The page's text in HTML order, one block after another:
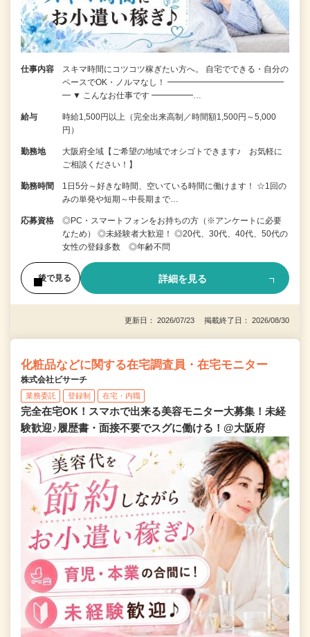
仕事内容
スキマ時間にコツコツ稼ぎたい方へ。 自宅でできる・自分の
ペースでOK・ノルマなし！ ━━━━━━━━━━━━━━
━ ▼ こんなお仕事です ━━━━━…
給与
時給1,500円以上（完全出来高制／時間額1,500円～5,000
円）
勤務地
大阪府全域【ご希望の地域でオシゴトできます♪ お気軽に
ご相談ください！】
勤務時間
1日5分～好きな時間、空いている時間に働けます！ ☆1回の
みの単発や短期～中長期まで…
応募資格
◎PC・スマートフォンをお持ちの方（※アンケートに必要
なため） ◎未経験者大歓迎！ ◎20代、30代、40代、50代の
女性の登録多数 ◎年齢不問
後で見る 詳細を見る
更新日： 2026/07/23 掲載終了日： 2026/08/30
化粧品などに関する在宅調査員・在宅モニター
株式会社ビサーチ
業務委託 登録制 在宅・内職
完全在宅OK！スマホで出来る美容モニター大募集！未経
験歓迎♪履歴書・面接不要でスグに働ける！@大阪府